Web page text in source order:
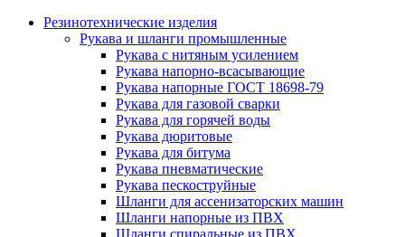
Резинотехнические изделия
Рукава и шланги промышленные
Рукава с нитяным усилением
Рукава напорно-всасывающие
Рукава напорные ГОСТ 18698-79
Рукава для газовой сварки
Рукава для горячей воды
Рукава дюритовые
Рукава для битума
Рукава пневматические
Рукава пескоструйные
Шланги для ассенизаторских машин
Шланги напорные из ПВХ
Шланги спиральные из ПВХ